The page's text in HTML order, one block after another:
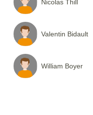
Nicolas Thill
Valentin Bidault
William Boyer